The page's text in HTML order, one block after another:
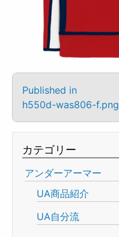
Published in
h550d-was806-f.png
カテゴリー
アンダーアーマー
UA商品紹介
UA自分流